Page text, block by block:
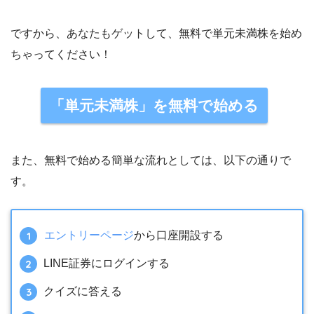
ですから、あなたもゲットして、無料で単元未満株を始め
ちゃってください！
「単元未満株」を無料で始める
また、無料で始める簡単な流れとしては、以下の通りで
す。
エントリーページから口座開設する
LINE証券にログインする
クイズに答える